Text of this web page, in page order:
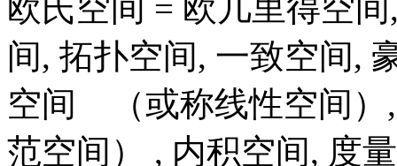
欧氏空间 = 欧几里得空
间, 拓扑空间, 一致空间,
空间 （或称线性空间
范空间） , 内积空间, 度